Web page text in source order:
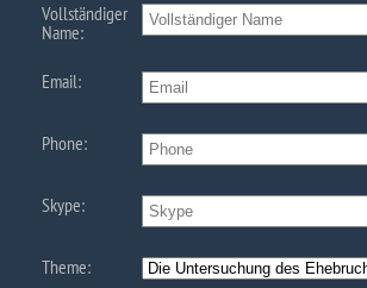
Vollständiger
Name:
Email:
Phone:
Skype:
Theme: